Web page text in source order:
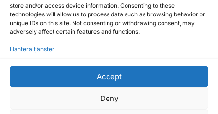
store and/or access device information. Consenting to these
technologies will allow us to process data such as browsing behavior or
unique IDs on this site. Not consenting or withdrawing consent, may
adversely affect certain features and functions.
Hantera tjänster
Accept
Deny
Disclaimer
Redaktionell policy
Utgivarinformation
Allmänna frågor: info@affarsstaden.se | Tipsa
annons@affarsstaden.se